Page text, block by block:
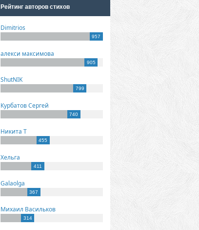
Рейтинг авторов стихов
Dimitrios
957
алекси максимова
905
ShutNIK
799
Курбатов Сергей
740
Никита Т
455
Хельга
411
Galaolga
367
Михаил Васильков
314